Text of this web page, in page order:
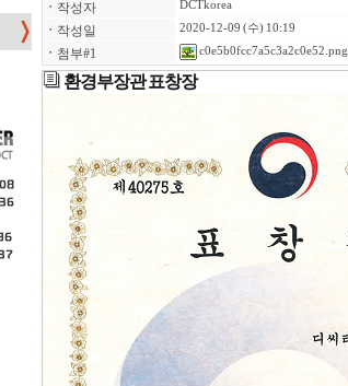
ㆍ 작성자 DCTkorea
ㆍ 작성일 2020-12-09 (수) 10:19
ㆍ 첨부#1 c0e5b0fcc7a5c3a2c0e52.png
환경부장관 표창장